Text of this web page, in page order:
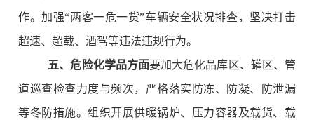
作。加强“两客一危一货”车辆安全状况排查，坚决打击
超速、超载、酒驾等违法违规行为。
五、危险化学品方面要加大危化品库区、罐区、管
道巡查检查力度与频次，严格落实防冻、防凝、防泄漏
等冬防措施。组织开展供暖锅炉、压力容器及载货、载